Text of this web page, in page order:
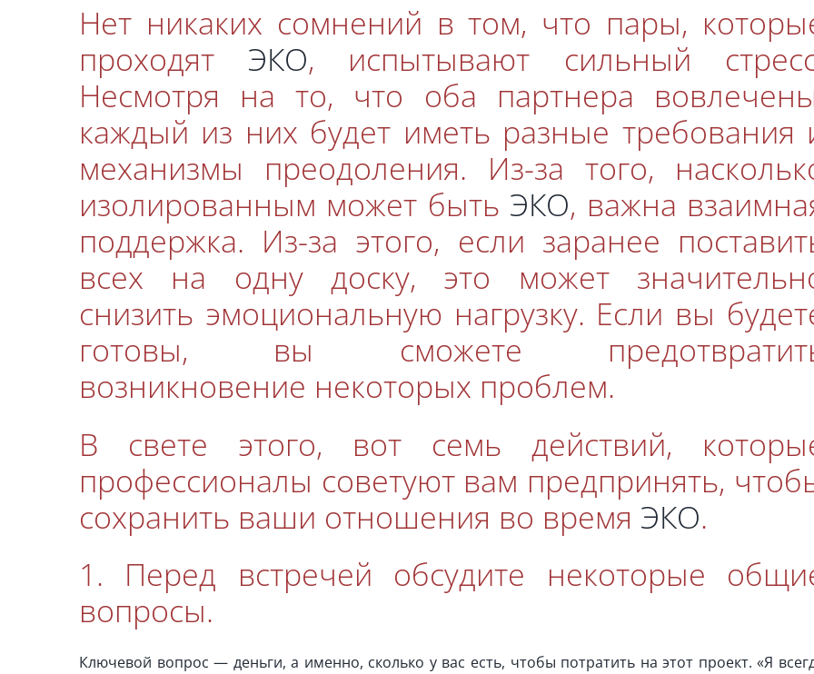
Нет никаких сомнений в том, что пары,
проходят ЭКО, испытывают сильный
Несмотря на то, что оба партнера
каждый из них будет иметь разные требования
механизмы преодоления. Из-за того,
изолированным может быть ЭКО, важна
поддержка. Из-за этого, если заранее
всех на одну доску, это может
снизить эмоциональную нагрузку. Если вы
готовы, вы сможете
возникновение некоторых проблем.
В свете этого, вот семь действий,
профессионалы советуют вам предпринять,
сохранить ваши отношения во время ЭКО.
1. Перед встречей обсудите некоторые
вопросы.
Ключевой вопрос — деньги, а именно, сколько у вас есть, чтобы потратить на этот проект. «Я